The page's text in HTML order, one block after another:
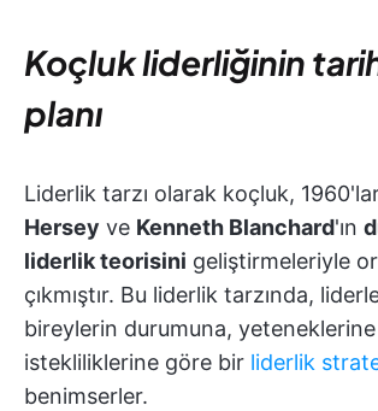
Koçluk liderliğinin
planı
Liderlik tarzı olarak koçluk,
Hersey ve Kenneth Blanchard'ın
liderlik teorisini geliştirmeleriyle
çıkmıştır. Bu liderlik tarzında,
bireylerin durumuna,
istekliliklerine göre bir liderlik
benimserler.